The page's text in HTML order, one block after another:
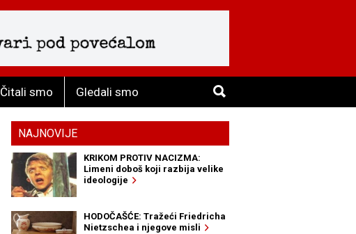
Čitali smo Gledali smo
NAJNOVIJE
KRIKOM PROTIV NACIZMA:
Limeni doboš koji razbija velike
ideologije
HODOČAŠĆE: Tražeći Friedricha
Nietzschea i njegove misli